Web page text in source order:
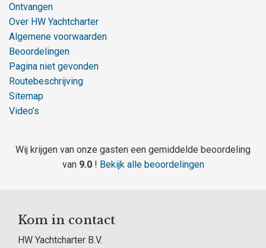
Ontvangen
Over HW Yachtcharter
Algemene voorwaarden
Beoordelingen
Pagina niet gevonden
Routebeschrijving
Sitemap
Video’s
Wij krijgen van onze gasten een gemiddelde beoordeling
van 9.0 ! Bekijk alle beoordelingen
Kom in contact
HW Yachtcharter B.V.